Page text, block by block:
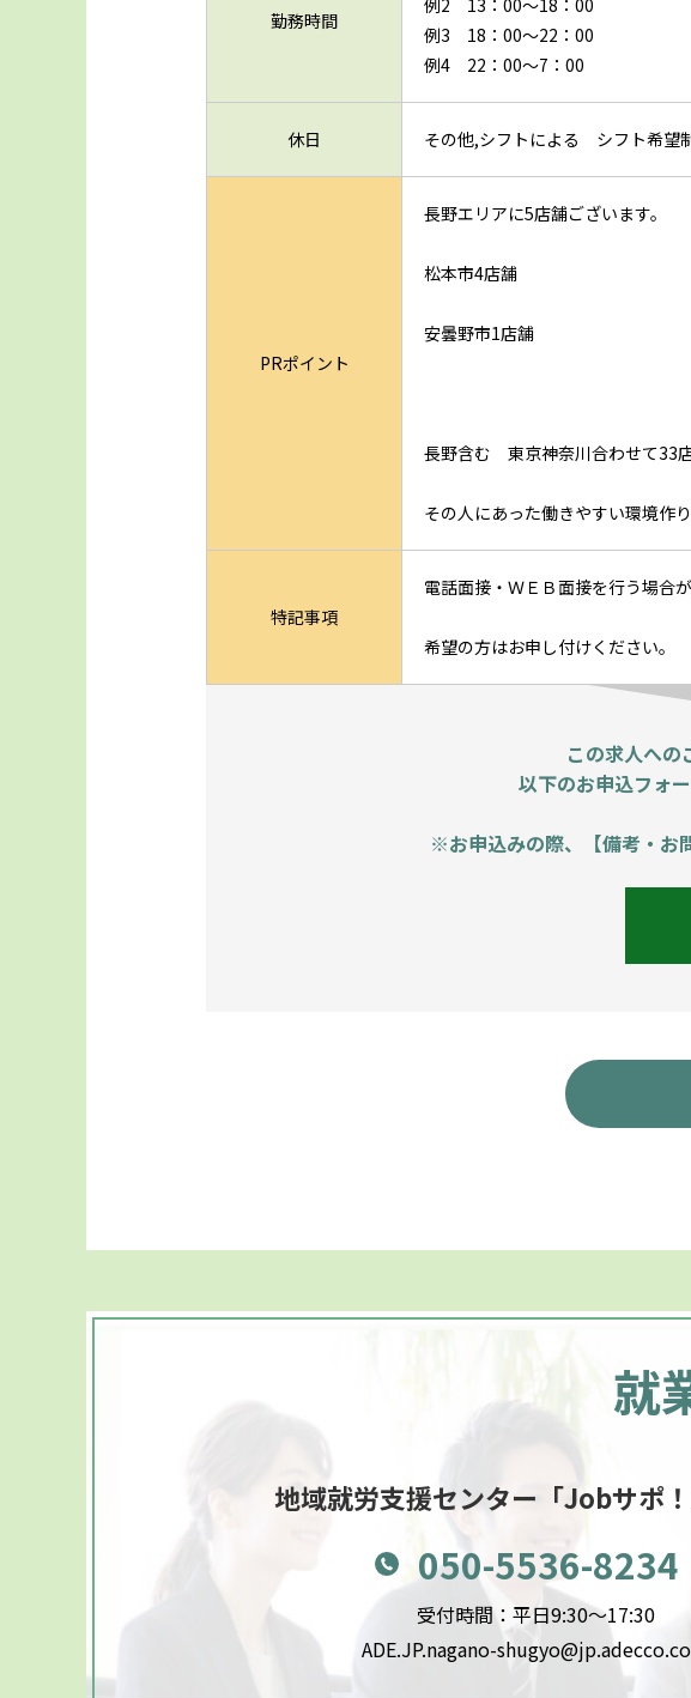
勤務時間
例2 13：00～18：00
例3 18：00～22：00
例4 22：00～7：00
休日 その他,シフトによる シフト希望
PRポイント
長野エリアに5店舗ございます。
松本市4店舗
安曇野市1店舗
長野含む 東京神奈川合わせて33店
その人にあった働きやすい環境作
特記事項
電話面接・ＷＥＢ面接を行う場合が
希望の方はお申し付けください。
この求人への
以下のお申込フォ
※お申込みの際、【備考・お
就
地域就労支援センター 「Jobサポ
050-5536-8234
受付時間：平日9:30～17:30
ADE.JP.nagano-